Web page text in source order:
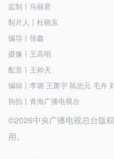
监制丨马丽君
制片人丨杜晓东
编导丨张鑫
摄像丨王高明
配音丨王帅天
编辑丨李璐 王萧宇 陈忠元 毛卉
协拍丨青海广播电视台
©2026中央广播电视总台版
用。